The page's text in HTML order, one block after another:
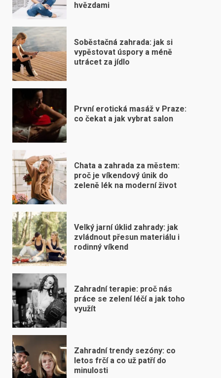
hvězdami
Soběstačná zahrada: jak si
vypěstovat úspory a méně
utrácet za jídlo
První erotická masáž v Praze:
co čekat a jak vybrat salon
Chata a zahrada za městem:
proč je víkendový únik do
zeleně lék na moderní život
Velký jarní úklid zahrady: jak
zvládnout přesun materiálu i
rodinný víkend
Zahradní terapie: proč nás
práce se zelení léčí a jak toho
využít
Zahradní trendy sezóny: co
letos frčí a co už patří do
minulosti